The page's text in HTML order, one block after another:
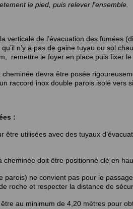
le pied, puis relever l'ensemble.
verticale de l’évacuation des fumées
n’y a pas de gaine tuyau ou sol
remettre le foyer en place puis fixer le
devra être posée
raccord inox double parois isolé vers
:
être utilisées avec des tuyaux
doit être positionné clé en
parois) ne convient pas pour le
roche et respecter la distance de
au minimum de 4,20 mètres pour